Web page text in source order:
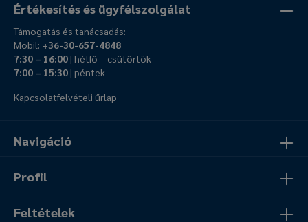
Navigáció
Profil
Feltételek
Értékesítés és ügyfélszolgálat
Támogatás és tanácsadás:
Mobil: +36-30-657-4848
7:30 – 16:00| hétfő – csütörtök
7:00 – 15:30| péntek
Kapcsolatfelvételi űrlap